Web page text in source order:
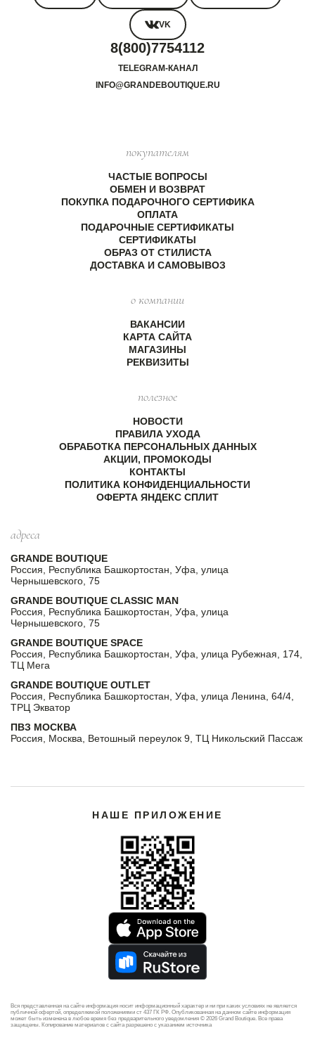
VK
8(800)7754112
TELEGRAM-КАНАЛ
INFO@GRANDEBOUTIQUE.RU
покупателям
ЧАСТЫЕ ВОПРОСЫ
ОБМЕН И ВОЗВРАТ
ПОКУПКА ПОДАРОЧНОГО СЕРТИФИКА
ОПЛАТА
ПОДАРОЧНЫЕ СЕРТИФИКАТЫ
СЕРТИФИКАТЫ
ОБРАЗ ОТ СТИЛИСТА
ДОСТАВКА И САМОВЫВОЗ
о компании
ВАКАНСИИ
КАРТА САЙТА
МАГАЗИНЫ
РЕКВИЗИТЫ
полезное
НОВОСТИ
ПРАВИЛА УХОДА
ОБРАБОТКА ПЕРСОНАЛЬНЫХ ДАННЫХ
АКЦИИ, ПРОМОКОДЫ
КОНТАКТЫ
ПОЛИТИКА КОНФИДЕНЦИАЛЬНОСТИ
ОФЕРТА ЯНДЕКС СПЛИТ
адреса
GRANDE BOUTIQUE
Россия, Республика Башкортостан, Уфа, улица
Чернышевского, 75
GRANDE BOUTIQUE CLASSIC MAN
Россия, Республика Башкортостан, Уфа, улица
Чернышевского, 75
GRANDE BOUTIQUE SPACE
Россия, Республика Башкортостан, Уфа, улица Рубежная, 174,
ТЦ Мега
GRANDE BOUTIQUE OUTLET
Россия, Республика Башкортостан, Уфа, улица Ленина, 64/4,
ТРЦ Экватор
ПВЗ МОСКВА
Россия, Москва, Ветошный переулок 9, ТЦ Никольский Пассаж
НАШЕ ПРИЛОЖЕНИЕ
Вся представленная на сайте информация носит информационный характер и ни при каких условиях не является
публичной офертой, определяемой положениями ст 437 ГК РФ. Опубликованная на данном сайте информация
может быть изменена в любое время без предварительного уведомления © 2026 Grand Boutique. Все права
защищены. Копирование материалов с сайта разрешено с указанием источника